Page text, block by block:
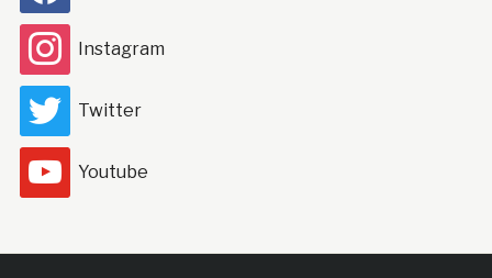
Instagram
Twitter
Youtube